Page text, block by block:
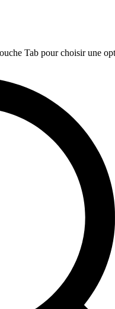
Tab pour choisir une